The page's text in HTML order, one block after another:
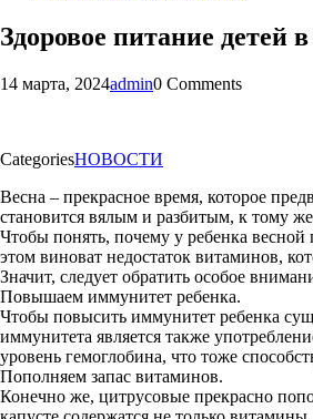
Здоровое питание детей
14 марта, 2024admin0 Comments
CategoriesНОВОСТИ
Весна – прекрасное время, которое
становится вялым и разбитым, к тому
Чтобы понять, почему у ребенка
этом виноват недостаток витаминов,
Значит, следует обратить особое
Повышаем иммунитет ребенка.
Чтобы повысить иммунитет ребенка
иммунитета является также
уровень гемоглобина, что тоже
Пополняем запас витаминов.
Конечно же, цитрусовые прекрасно